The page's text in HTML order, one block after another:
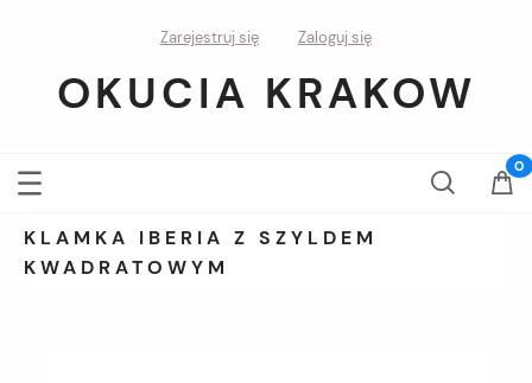
Zarejestruj się Zaloguj się
OKUCIA KRAKOW
KLAMKA IBERIA Z SZYLDEM
KWADRATOWYM